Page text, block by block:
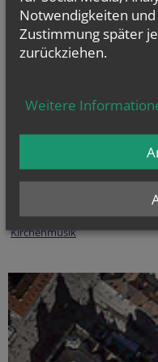
Bibel-Liturgie - Kirchenraum
PfarrCaritas und Nächstenhilfe
Kirchenmusik
Notwendigkeiten und
Zustimmung später
zurückziehen.
Weitere